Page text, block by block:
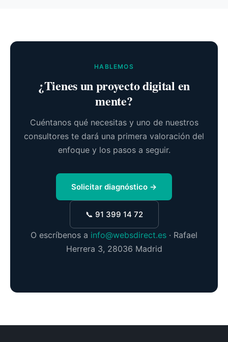
HABLEMOS
¿Tienes un proyecto digital en
mente?
Cuéntanos qué necesitas y uno de nuestros
consultores te dará una primera valoración del
enfoque y los pasos a seguir.
Solicitar diagnóstico →
📞 91 399 14 72
O escríbenos a info@websdirect.es · Rafael
Herrera 3, 28036 Madrid